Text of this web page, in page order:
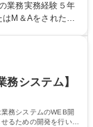
算統制、将来予
業務実務経験５年
務システム】
務システムのWEB開
るための開発を行いま